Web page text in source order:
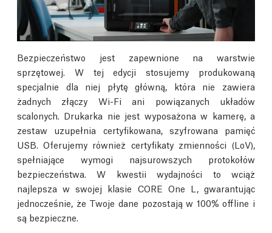
Bezpieczeństwo jest zapewnione na warstwie
sprzętowej. W tej edycji stosujemy produkowaną
specjalnie dla niej płytę główną, która nie zawiera
żadnych złączy Wi-Fi ani powiązanych układów
scalonych. Drukarka nie jest wyposażona w kamerę, a
zestaw uzupełnia certyfikowana, szyfrowana pamięć
USB. Oferujemy również certyfikaty zmienności (LoV),
spełniające wymogi najsurowszych protokołów
bezpieczeństwa. W kwestii wydajności to wciąż
najlepsza w swojej klasie CORE One L, gwarantując
jednocześnie, że Twoje dane pozostają w 100% offline i
są bezpieczne.